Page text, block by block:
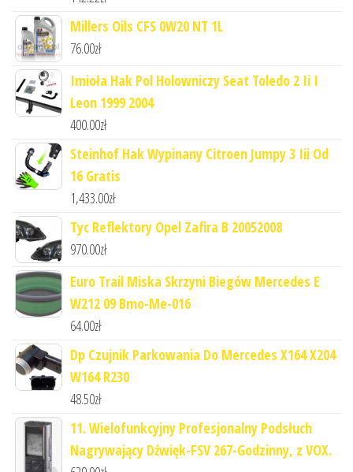
Millers Oils CFS 0W20 NT 1L
76.00zł
Imioła Hak Pol Holowniczy Seat Toledo 2 Ii I
Leon 1999 2004
400.00zł
Steinhof Hak Wypinany Citroen Jumpy 3 Iii Od
16 Gratis
1,433.00zł
Tyc Reflektory Opel Zafira B 20052008
970.00zł
Euro Trail Miska Skrzyni Biegów Mercedes E
W212 09 Bmo-Me-016
64.00zł
Dp Czujnik Parkowania Do Mercedes X164 X204
W164 R230
48.50zł
11. Wielofunkcyjny Profesjonalny Podsłuch
Nagrywający Dźwięk-FSV 267-Godzinny, z VOX.